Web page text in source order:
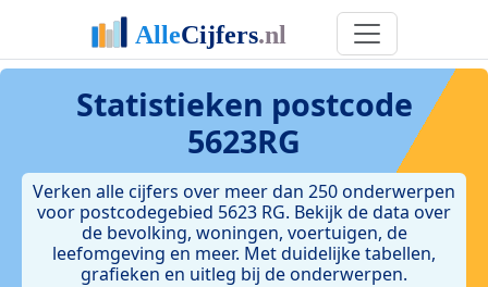
Statistieken postcode
5623RG
Verken alle cijfers over meer dan 250 onderwerpen
voor postcodegebied 5623 RG. Bekijk de data over
de bevolking, woningen, voertuigen, de
leefomgeving en meer. Met duidelijke tabellen,
grafieken en uitleg bij de onderwerpen.